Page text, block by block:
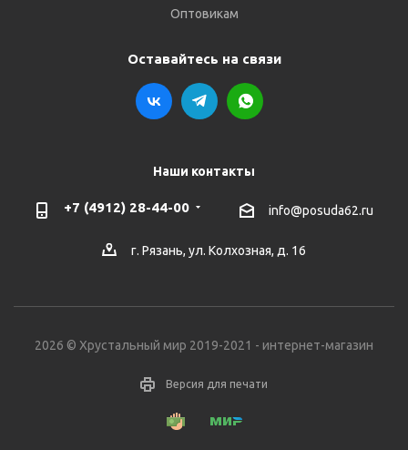
Оптовикам
Оставайтесь на связи
Наши контакты
+7 (4912) 28-44-00 info@posuda62.ru
г. Рязань, ул. Колхозная, д. 16
2026 © Хрустальный мир 2019-2021 - интернет-магазин
Версия для печати